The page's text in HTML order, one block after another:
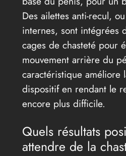
Des ailettes anti-recul,
internes, sont intégrées
cages de chasteté pour
mouvement arrière du
caractéristique améliore
dispositif en rendant le
encore plus difficile.
Quels résultats
attendre de la